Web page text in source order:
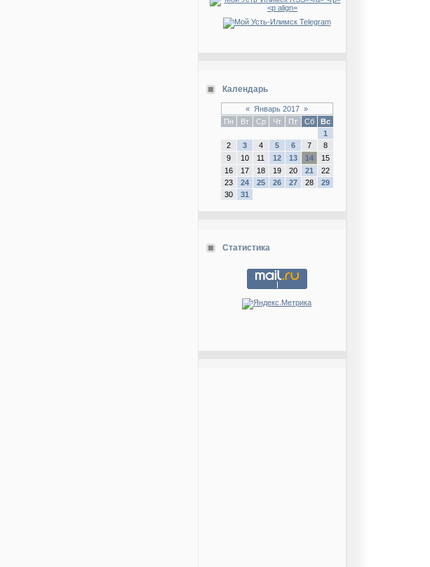
Календарь
« Январь 2017 »
Пн
Вт Ср Чт Пт Сб
Вс
1
2
3 4 5 6 7
8
9
10 11 12 13 14
15
16
17 18 19 20 21
22
23
24 25 26 27 28
29
30
31
Статистика